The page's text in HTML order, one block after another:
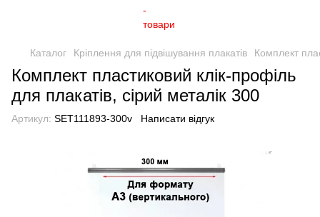
Каталог Кріплення для підвішування плакатів Комплект
Комплект пластиковий клік-профіль
для плакатів, сірий металік 300
Артикул: SET111893-300v Написати відгук